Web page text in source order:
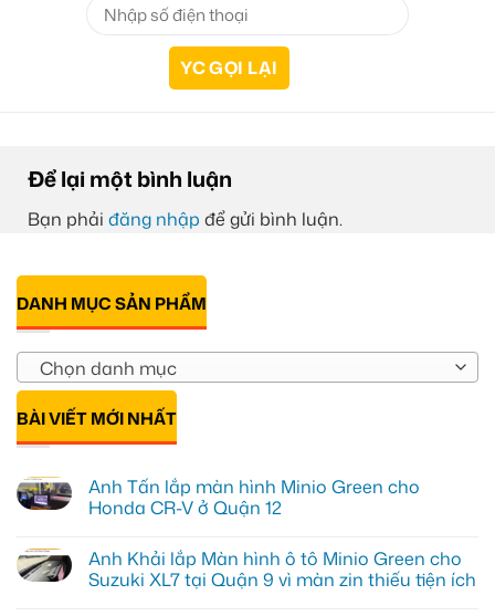
Để lại một bình luận
Bạn phải đăng nhập để gửi bình luận.
DANH MỤC SẢN PHẨM
Chọn danh mục
BÀI VIẾT MỚI NHẤT
Anh Tấn lắp màn hình Minio Green cho
Honda CR-V ở Quận 12
bình
luận
ở
Anh Khải lắp Màn hình ô tô Minio Green cho
Suzuki XL7 tại Quận 9 vì màn zin thiếu tiện ích